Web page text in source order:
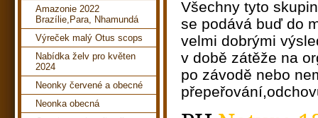
Všechny tyto
se podává buď do
velmi dobrými
v době zátěže na
po závodě nebo
Amazonie 2022
Brazílie,Para, Nhamundá
Výreček malý Otus scops
Nabídka želv pro květen
2024
Neonky červené a obecné
Neonka obecná